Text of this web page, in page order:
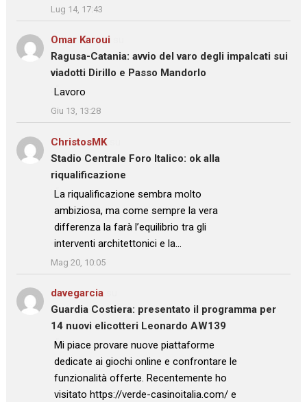
Lug 14, 17:43
Omar Karoui
Ragusa-Catania: avvio del varo degli impalcati sui
viadotti Dirillo e Passo Mandorlo
: “Lavoro
”
Giu 13, 13:28
ChristosMKsu
Stadio Centrale Foro Italico: ok alla
riqualificazione
: “La riqualificazione sembra molto
ambiziosa, ma come sempre la vera
differenza la farà l’equilibrio tra gli
interventi architettonici e la…
”
Mag 20, 10:05
davegarcia
Guardia Costiera: presentato il programma per
14 nuovi elicotteri Leonardo AW139
: “
Mi piace provare nuove piattaforme
dedicate ai giochi online e confrontare le
funzionalità offerte. Recentemente ho
visitato https://verde-casinoitalia.com/ e